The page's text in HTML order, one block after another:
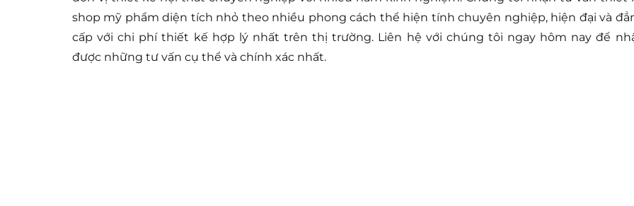
shop mỹ phẩm diện tích nhỏ theo nhiều phong cách thể hiện tính chuyên nghiệp, hiện đại và
cấp với chi phí thiết kế hợp lý nhất trên thị trường. Liên hệ với chúng tôi ngay hôm nay để
được những tư vấn cụ thể và chính xác nhất.